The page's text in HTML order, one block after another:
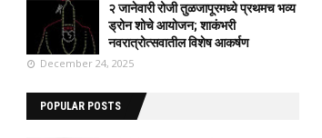
२ जानेवारी रोजी तुळजापूरमध्ये प्रथमच भव्य
ड्रोन शोचे आयोजन; शाकंभरी
नवरात्रोत्सवातील विशेष आकर्षण
December 24, 2025
POPULAR POSTS